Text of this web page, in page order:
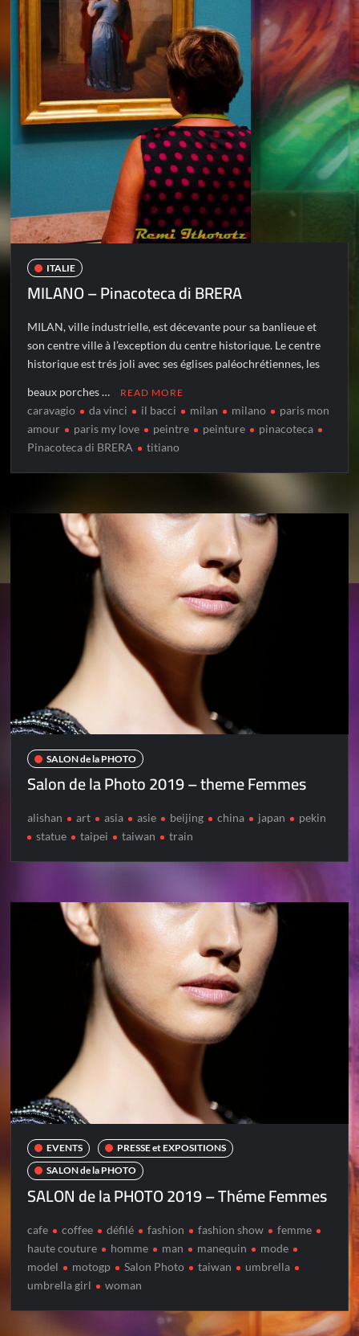
ITALIE
MILANO – Pinacoteca di BRERA
MILAN, ville industrielle, est décevante pour sa banlieue et
son centre ville à l’exception du centre historique. Le centre
historique est trés joli avec ses églises paléochrétiennes, les
beaux porches … READ MORE
caravagio da vinci il bacci milan milano
paris mon
amour
paris my love peintre peinture
pinacoteca
Pinacoteca di BRERA
titiano
SALON de la PHOTO
Salon de la Photo 2019 – theme Femmes
alishan art asia asie beijing china japan
pekin
statue
taipei taiwan train
EVENTS
PRESSE et EXPOSITIONS
SALON de la PHOTO
SALON de la PHOTO 2019 – Théme Femmes
cafe coffee défilé fashion fashion show
femme
haute couture
homme man manequin
mode
model
motogp Salon Photo taiwan
umbrella
umbrella girl
woman